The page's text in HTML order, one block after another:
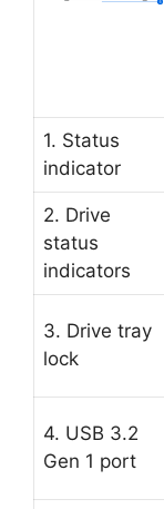
1. Status
indicator
2. Drive
status
indicators
3. Drive tray
lock
4. USB 3.2
Gen 1 port